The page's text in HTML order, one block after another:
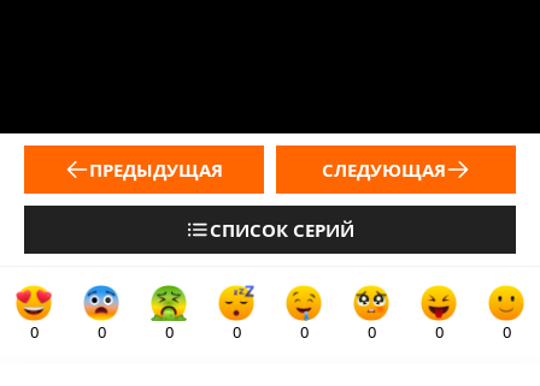
ПРЕДЫДУЩАЯ
СПИСОК СЕРИЙ
СЛЕДУЮЩАЯ
0 0 0 0 0 0 0 0